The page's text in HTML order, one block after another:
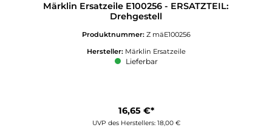
Märklin Ersatzeile E100256 - ERSATZTEIL:
Drehgestell
Produktnummer: Z mäE100256
Hersteller: Märklin Ersatzeile
Lieferbar
16,65 €*
UVP des Herstellers: 18,00 €